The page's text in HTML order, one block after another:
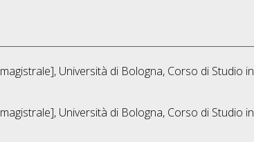
Università di Bologna, Corso di Studio in
Università di Bologna, Corso di Studio in